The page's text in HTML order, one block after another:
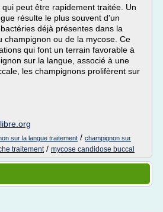
peut être rapidement traitée. Un
résulte le plus souvent d'un
déjà présentes dans la
champignon ou de la mycose. Ce
qui font un terrain favorable à
sur la langue, associé à une
les champignons prolifèrent sur
sur la langue traitement / champignon sur
traitement/ mycose candidose buccal